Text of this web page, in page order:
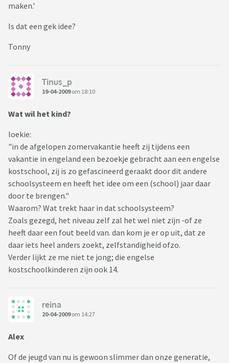
maken.'
Is dat een gek idee?
Tonny
Tinus_p
19-04-2009om 18:10
Wat wil het kind?
loekie:
"in de afgelopen zomervakantie heeft zij tijdens een
vakantie in engeland een bezoekje gebracht aan een engelse
kostschool, zij is zo gefascineerd geraakt door dit andere
schoolsysteem en heeft het idee om een (school) jaar daar
door te brengen."
Waarom? Wat trekt haar in dat schoolsysteem?
Zoals gezegd, het niveau zelf zal het wel niet zijn -of ze
heeft daar een fout beeld van. dan kom je er op uit, dat ze
daar iets heel anders zoekt, zelfstandigheid ofzo.
Verder lijkt ze me niet te jong; die engelse
kostschoolkinderen zijn ook 14.
reina
20-04-2009om 14:27
Alex
Of de jeugd van nu is gewoon slimmer dan onze generatie,